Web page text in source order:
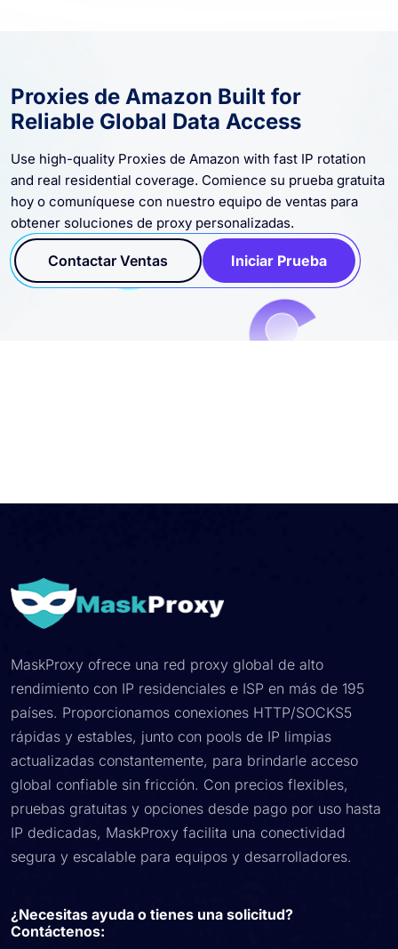
Proxies de Amazon Built for
Reliable Global Data Access
Use high-quality Proxies de Amazon with fast IP rotation
and real residential coverage. Comience su prueba gratuita
hoy o comuníquese con nuestro equipo de ventas para
obtener soluciones de proxy personalizadas.
Contactar Ventas Iniciar Prueba
MaskProxy ofrece una red proxy global de alto
rendimiento con IP residenciales e ISP en más de 195
países. Proporcionamos conexiones HTTP/SOCKS5
rápidas y estables, junto con pools de IP limpias
actualizadas constantemente, para brindarle acceso
global confiable sin fricción. Con precios flexibles,
pruebas gratuitas y opciones desde pago por uso hasta
IP dedicadas, MaskProxy facilita una conectividad
segura y escalable para equipos y desarrolladores.
¿Necesitas ayuda o tienes una solicitud?
Contáctenos: